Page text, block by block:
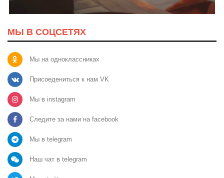
МЫ В СОЦСЕТЯХ
Мы на одноклассниках
Присоедениться к нам VK
Мы в instagram
Следите за нами на facebook
Мы в telegram
Наш чат в telegram